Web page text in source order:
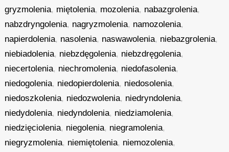
gryzmolenia, miętolenia, mozolenia, nabazgrolenia,
nabzdryngolenia, nagryzmolenia, namozolenia,
napierdolenia, nasolenia, naswawolenia, niebazgrolenia,
niebiadolenia, niebzdęgolenia, niebzdręgolenia,
niecertolenia, niechromolenia, niedofasolenia,
niedogolenia, niedopierdolenia, niedosolenia,
niedoszkolenia, niedozwolenia, niedryndolenia,
niedydolenia, niedyndolenia, niedziamolenia,
niedzięciolenia, niegolenia, niegramolenia,
niegryzmolenia, niemiętolenia, niemozolenia,